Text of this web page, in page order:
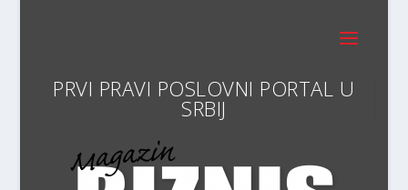
PRVI PRAVI POSLOVNI PO